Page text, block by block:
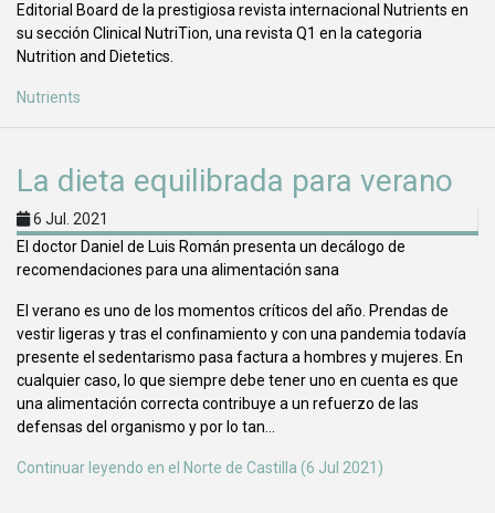
Editorial Board de la prestigiosa revista internacional Nutrients en
su sección Clinical NutriTion, una revista Q1 en la categoria
Nutrition and Dietetics.
Nutrients
La dieta equilibrada para verano
6 Jul. 2021
El doctor Daniel de Luis Román presenta un decálogo de
recomendaciones para una alimentación sana
El verano es uno de los momentos críticos del año. Prendas de
vestir ligeras y tras el confinamiento y con una pandemia todavía
presente el sedentarismo pasa factura a hombres y mujeres. En
cualquier caso, lo que siempre debe tener uno en cuenta es que
una alimentación correcta contribuye a un refuerzo de las
defensas del organismo y por lo tan...
Continuar leyendo en el Norte de Castilla (6 Jul 2021)